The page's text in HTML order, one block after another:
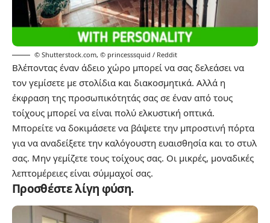
© Shutterstock.com, © princesssquid / Reddit
Βλέποντας έναν άδειο χώρο μπορεί να σας δελεάσει να
τον γεμίσετε με στολίδια και διακοσμητικά. Αλλά η
έκφραση της προσωπικότητάς σας σε έναν από τους
τοίχους μπορεί να είναι πολύ ελκυστική οπτικά.
Μπορείτε να δοκιμάσετε να βάψετε την μπροστινή πόρτα
για να αναδείξετε την καλόγουστη ευαισθησία και το στυλ
σας. Μην γεμίζετε τους τοίχους σας. Οι μικρές, μοναδικές
λεπτομέρειες είναι σύμμαχοί σας.
Προσθέστε λίγη φύση.